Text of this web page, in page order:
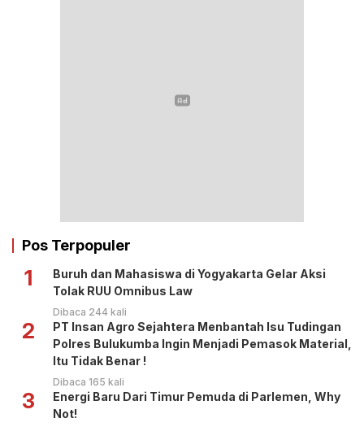
Pos Terpopuler
1
Buruh dan Mahasiswa di Yogyakarta Gelar Aksi
Tolak RUU Omnibus Law
Dibaca 244 kali
2
PT Insan Agro Sejahtera Menbantah Isu Tudingan
Polres Bulukumba Ingin Menjadi Pemasok Material,
Itu Tidak Benar !
Dibaca 165 kali
3
Energi Baru Dari Timur Pemuda di Parlemen, Why
Not!